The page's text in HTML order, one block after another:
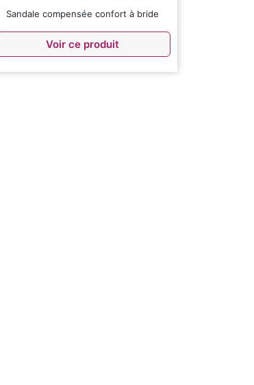
Sandale compensée confort à bride
Voir ce produit